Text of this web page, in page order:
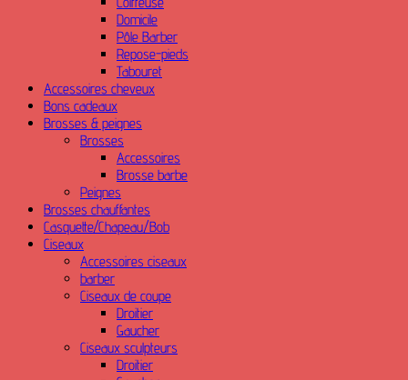
Domicile
Pôle Barber
Repose-pieds
Tabouret
Accessoires cheveux
Bons cadeaux
Brosses & peignes
Brosses
Accessoires
Brosse barbe
Peignes
Brosses chauffantes
Casquette/Chapeau/Bob
Ciseaux
Accessoires ciseaux
barber
Ciseaux de coupe
Droitier
Gaucher
Ciseaux sculpteurs
Droitier